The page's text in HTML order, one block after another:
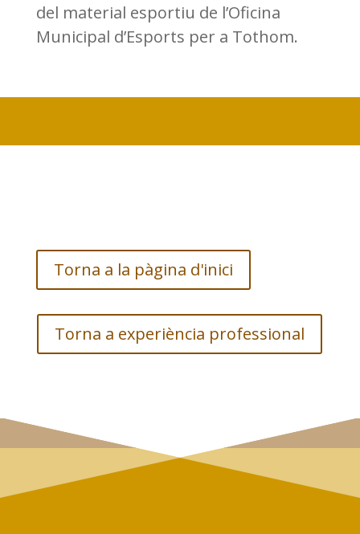
del material esportiu de l’Oficina
Municipal d’Esports per a Tothom.
Torna a la pàgina d'inici
Torna a experiència professional